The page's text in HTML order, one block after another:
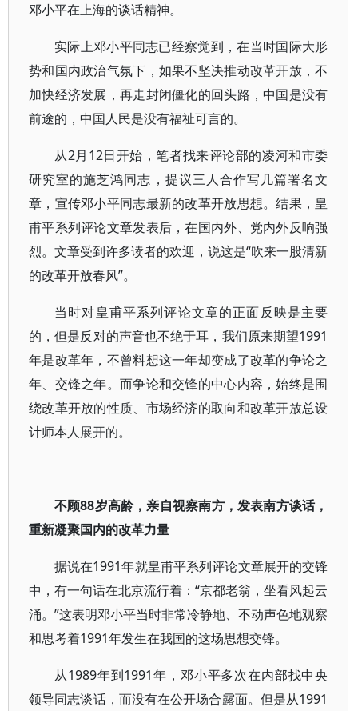
邓小平在上海的谈话精神。
实际上邓小平同志已经察觉到，在当时国际大形
势和国内政治气氛下，如果不坚决推动改革开放，不
加快经济发展，再走封闭僵化的回头路，中国是没有
前途的，中国人民是没有福祉可言的。
从2月12日开始，笔者找来评论部的凌河和市委
研究室的施芝鸿同志，提议三人合作写几篇署名文
章，宣传邓小平同志最新的改革开放思想。结果，皇
甫平系列评论文章发表后，在国内外、党内外反响强
烈。文章受到许多读者的欢迎，说这是“吹来一股清新
的改革开放春风”。
当时对皇甫平系列评论文章的正面反映是主要
的，但是反对的声音也不绝于耳，我们原来期望1991
年是改革年，不曾料想这一年却变成了改革的争论之
年、交锋之年。而争论和交锋的中心内容，始终是围
绕改革开放的性质、市场经济的取向和改革开放总设
计师本人展开的。
不顾88岁高龄，亲自视察南方，发表南方谈话，
重新凝聚国内的改革力量
据说在1991年就皇甫平系列评论文章展开的交锋
中，有一句话在北京流行着：“京都老翁，坐看风起云
涌。”这表明邓小平当时非常冷静地、不动声色地观察
和思考着1991年发生在我国的这场思想交锋。
从1989年到1991年，邓小平多次在内部找中央
领导同志谈话，而没有在公开场合露面。但是从1991